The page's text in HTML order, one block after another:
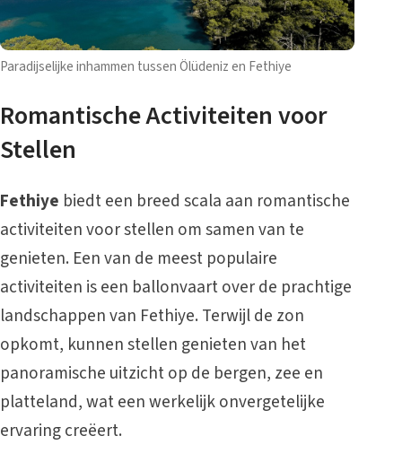
Paradijselijke inhammen tussen Ölüdeniz en Fethiye
Romantische Activiteiten voor
Stellen
Fethiye biedt een breed scala aan romantische
activiteiten voor stellen om samen van te
genieten. Een van de meest populaire
activiteiten is een ballonvaart over de prachtige
landschappen van Fethiye. Terwijl de zon
opkomt, kunnen stellen genieten van het
panoramische uitzicht op de bergen, zee en
platteland, wat een werkelijk onvergetelijke
ervaring creëert.